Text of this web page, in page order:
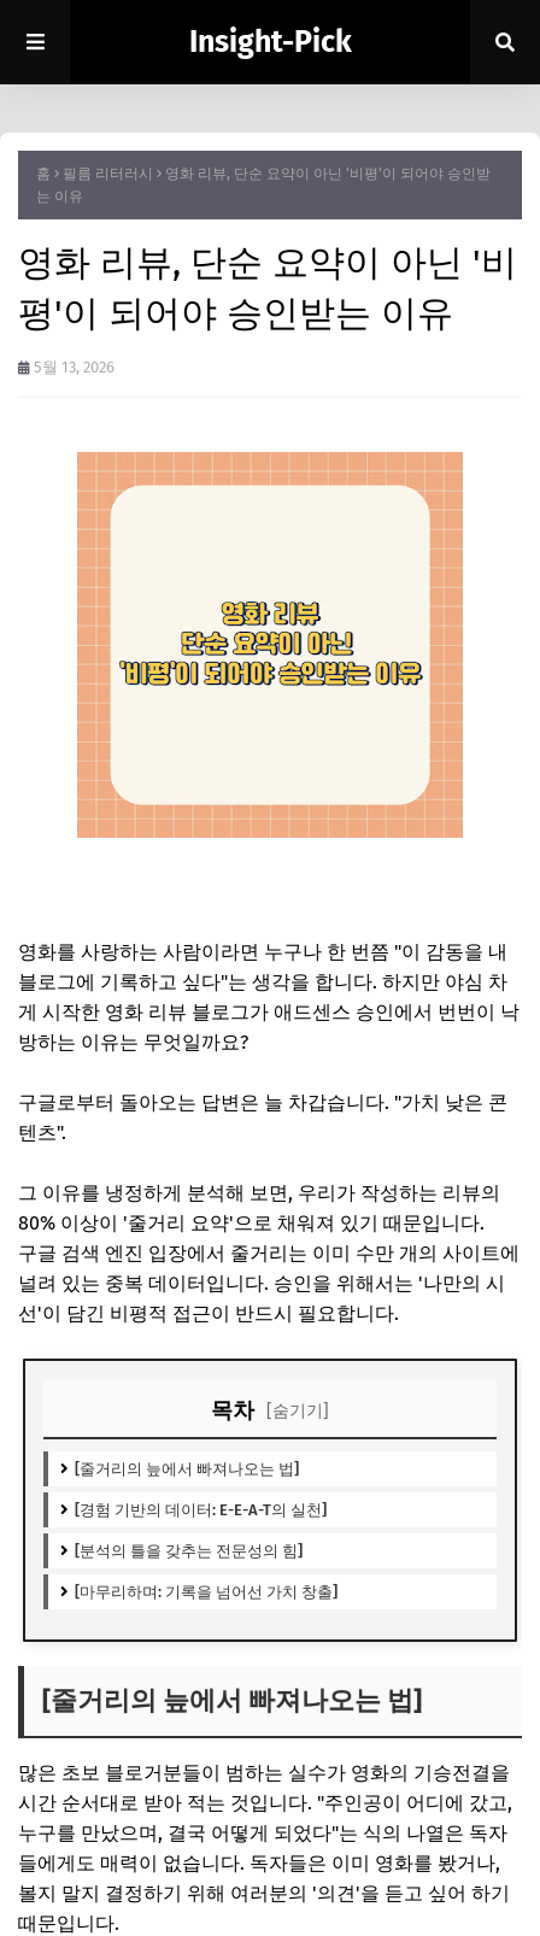
Insight-Pick
홈 필름 리터러시
영화 리뷰, 단순 요약이 아닌 '비평'이 되어야 승인받
는 이유
영화 리뷰, 단순 요약이 아닌 '비
평'이 되어야 승인받는 이유
5월 13, 2026
영화를 사랑하는 사람이라면 누구나 한 번쯤 "이 감동을 내
블로그에 기록하고 싶다"는 생각을 합니다. 하지만 야심 차
게 시작한 영화 리뷰 블로그가 애드센스 승인에서 번번이 낙
방하는 이유는 무엇일까요?
구글로부터 돌아오는 답변은 늘 차갑습니다. "가치 낮은 콘
텐츠".
그 이유를 냉정하게 분석해 보면, 우리가 작성하는 리뷰의
80% 이상이 '줄거리 요약'으로 채워져 있기 때문입니다.
구글 검색 엔진 입장에서 줄거리는 이미 수만 개의 사이트에
널려 있는 중복 데이터입니다. 승인을 위해서는 '나만의 시
선'이 담긴 비평적 접근이 반드시 필요합니다.
목차 [숨기기]
[줄거리의 늪에서 빠져나오는 법]
[경험 기반의 데이터: E-E-A-T의 실천]
[분석의 틀을 갖추는 전문성의 힘]
[마무리하며: 기록을 넘어선 가치 창출]
[줄거리의 늪에서 빠져나오는 법]
많은 초보 블로거분들이 범하는 실수가 영화의 기승전결을
시간 순서대로 받아 적는 것입니다. "주인공이 어디에 갔고,
누구를 만났으며, 결국 어떻게 되었다"는 식의 나열은 독자
들에게도 매력이 없습니다. 독자들은 이미 영화를 봤거나,
볼지 말지 결정하기 위해 여러분의 '의견'을 듣고 싶어 하기
때문입니다.